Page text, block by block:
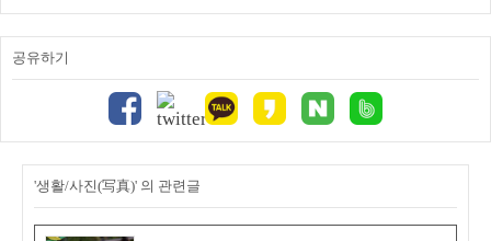
공유하기
'생활/사진(写真)' 의 관련글